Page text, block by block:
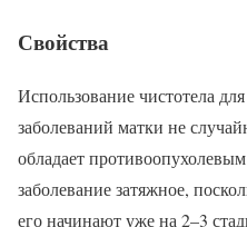
Свойства
Использование чистотела
заболеваний матки не
обладает
заболевание затяжное,
его начинают уже на 2–3